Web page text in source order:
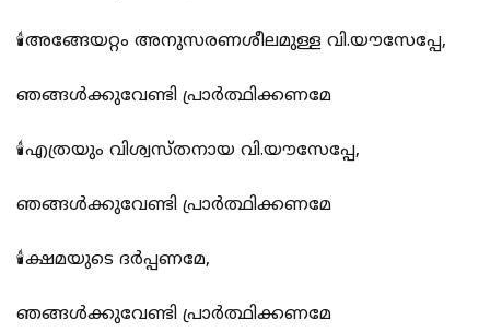
🕯️അങ്ങേയറ്റം അനുസരണശീലമുള്ള വി.യൗസേപ്പേ,
ഞങ്ങൾക്കുവേണ്ടി പ്രാർത്ഥിക്കണമേ
🕯️എത്രയും വിശ്വസ്തനായ വി.യൗസേപ്പേ,
ഞങ്ങൾക്കുവേണ്ടി പ്രാർത്ഥിക്കണമേ
🕯️ക്ഷമയുടെ ദർപ്പണമേ,
ഞങ്ങൾക്കുവേണ്ടി പ്രാർത്ഥിക്കണമേ